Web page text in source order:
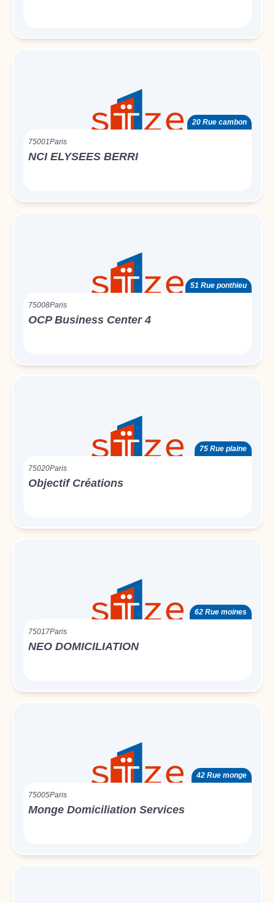
20 Rue cambon
75001Paris
NCI ELYSEES BERRI
51 Rue ponthieu
75008Paris
OCP Business Center 4
75 Rue plaine
75020Paris
Objectif Créations
62 Rue moines
75017Paris
NEO DOMICILIATION
42 Rue monge
75005Paris
Monge Domiciliation Services